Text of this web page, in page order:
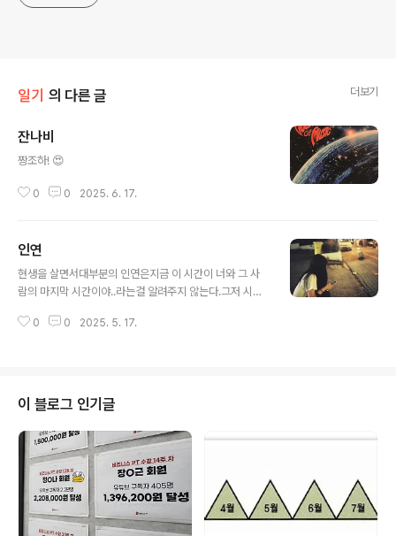
일기 의 다른 글 더보기
잔나비
짱조하! 😍
0 0 2025. 6. 17.
인연
현생을 살면서대부분의 인연은지금 이 시간이 너와 그 사
람의 마지막 시간이야..라는걸 알려주지 않는다.그저 시간
뿐.그런데아주 가끔아.. 지금이,바로 이 시간이,이 사람과
0 0 2025. 5. 17.
이 블로그 인기글